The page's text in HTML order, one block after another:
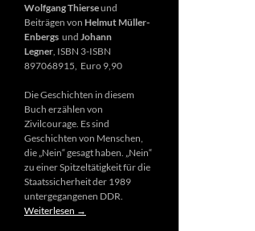
Wolfgang Thierseund
Beiträgen von Helmut Müller-
Enbergs und Johann
Legner , ISBN 3-ISBN
897068915, Euro 9,90
Die Geschichten in diesem
Buch erzählen von
Zivilcourage. Es sind
Geschichten von Menschen,
die „Nein“ gesagt haben. „Nein“
zu einer Spitzeltätigkeit für die
Staatssicherheit der 1989
untergegangenen DDR.
Weiterlesen →